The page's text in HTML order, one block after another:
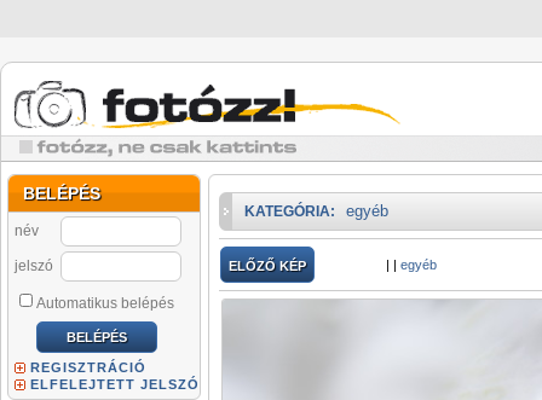
BELÉPÉS
név
jelszó
Automatikus belépés
REGISZTRÁCIÓ
ELFELEJTETT JELSZÓ
KATEGÓRIA: egyéb
ELŐZŐ KÉP | | egyéb